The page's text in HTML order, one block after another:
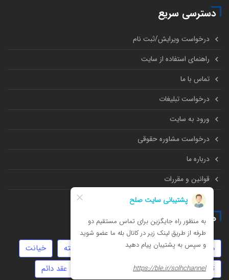
دسترسی سریع
درخواست ویرایش/ثبت نام
راهنمای استفاده از سایت
تماس با ما
درخواست تبلیغات
ورود به سایت
درخواست مشاوره حقوقی
درباره ما
قوانین و مقررات
همه چیز درباره
دیه ارث مهاجرت سفته
خیانت
توهین
حضانت مهریه عقد دائم